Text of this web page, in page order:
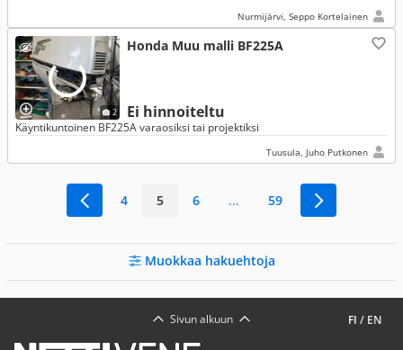
Nurmijärvi, Seppo Kortelainen
2
Honda Muu malli BF225A
Ei hinnoiteltu
Käyntikuntoinen BF225A varaosiksi tai projektiksi
Tuusula, Juho Putkonen
4 5 6 ... 59
Muokkaa hakuehtoja
FI / EN
Sivun alkuun